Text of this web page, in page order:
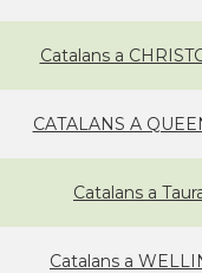
Catalans a
CATALANS A
Catalans a
Catalans a